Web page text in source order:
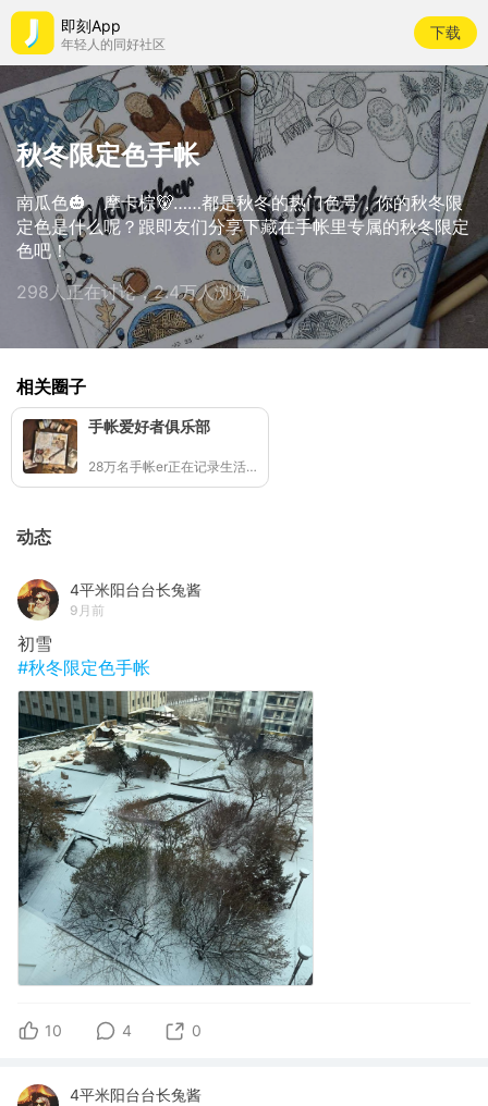
即刻App
年轻人的同好社区
下载
秋冬限定色手帐
南瓜色🎃、摩卡棕🐻……都是秋冬的热门色号，你的秋冬限
定色是什么呢？跟即友们分享下藏在手帐里专属的秋冬限定
色吧！
298人正在讨论，2.4万人浏览
相关圈子
手帐爱好者俱乐部
28万名手帐er正在记录生活灵感📖✨
动态
4平米阳台台长兔酱
9月前
初雪
#秋冬限定色手帐
10 4 0
4平米阳台台长兔酱